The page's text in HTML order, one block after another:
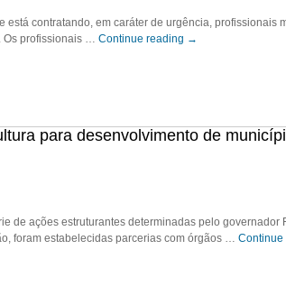
contratando, em caráter de urgência, profissionais
Os profissionais … Continue reading →
para desenvolvimento de
de ações estruturantes determinadas pelo governador
foram estabelecidas parcerias com órgãos … Continue